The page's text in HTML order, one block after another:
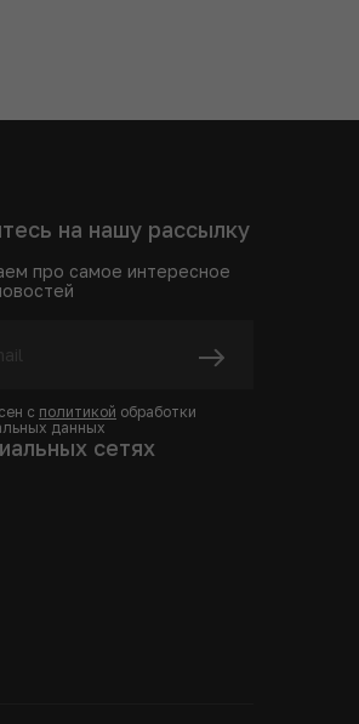
на нашу рассылку
про самое интересное
с политикой обработки
данных
сетях